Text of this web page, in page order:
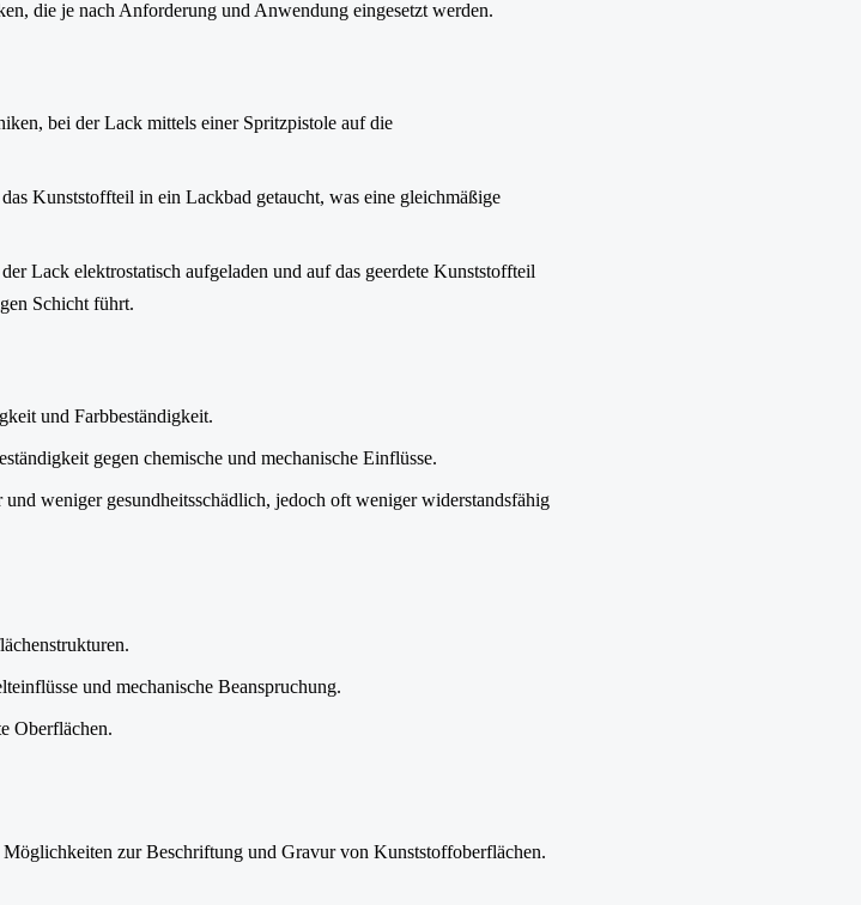
die je nach Anforderung und Anwendung eingesetzt werden.
bei der Lack mittels einer Spritzpistole auf die
Kunststoffteil in ein Lackbad getaucht, was eine gleichmäßige
Lack elektrostatisch aufgeladen und auf das geerdete Kunststoffteil
Schicht führt.
und Farbbeständigkeit.
gegen chemische und mechanische Einflüsse.
weniger gesundheitsschädlich, jedoch oft weniger widerstandsfähig
und mechanische Beanspruchung.
Oberflächen.
zur Beschriftung und Gravur von Kunststoffoberflächen.